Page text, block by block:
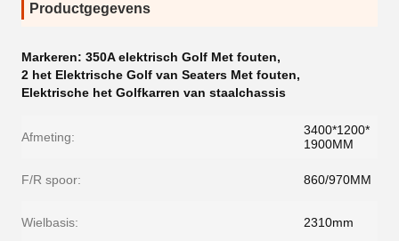
Productgegevens
Markeren: 350A elektrisch Golf Met fouten,
2 het Elektrische Golf van Seaters Met fouten,
Elektrische het Golfkarren van staalchassis
Afmeting:
3400*1200*
1900MM
F/R spoor: 860/970MM
Wielbasis: 2310mm